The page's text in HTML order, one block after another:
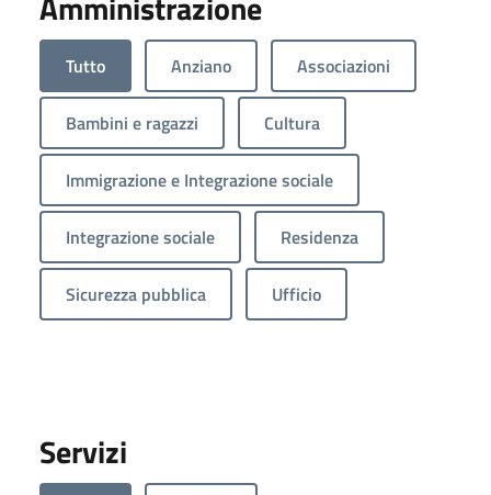
Tutto Anziano Associazioni
Bambini e ragazzi Cultura
Immigrazione e Integrazione sociale
Integrazione sociale Residenza
Sicurezza pubblica Ufficio
Servizi